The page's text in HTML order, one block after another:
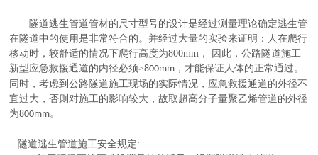
隧道逃生管道管材的尺寸型号的设计是经过测量理论确定逃生管
在隧道中的使用是非常符合的。并经过大量的实验来证明：人在爬行
移动时，较舒适的情况下爬行高度为800mm ， 因此，公路隧道施工
新型应急救援通道的内径必须≥800mm ，才能保证人体的正常通过。
同时，考虑到公路隧道施工现场的实际情况，应急救援通道的外径不
宜过大，否则对施工的影响较大，故取超高分子量聚乙烯管道的外径
为800mm。
隧道逃生管道施工安全规定: